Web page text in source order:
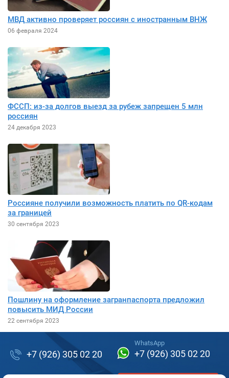
МВД активно проверяет россиян с иностранным ВНЖ
06 февраля 2024
ФССП: из-за долгов выезд за рубеж запрещен 5 млн
россиян
24 декабря 2023
Россияне получили возможность платить по QR-кодам
за границей
30 сентября 2023
Пошлину на оформление загранпаспорта предложил
повысить МИД России
22 сентября 2023
+7 (926) 305 02 20
WhatsApp
+7 (926) 305 02 20